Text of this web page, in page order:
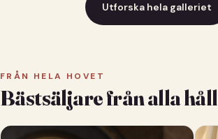
Utforska hela galleriet
FRÅN HELA HOVET
Bästsäljare från alla håll